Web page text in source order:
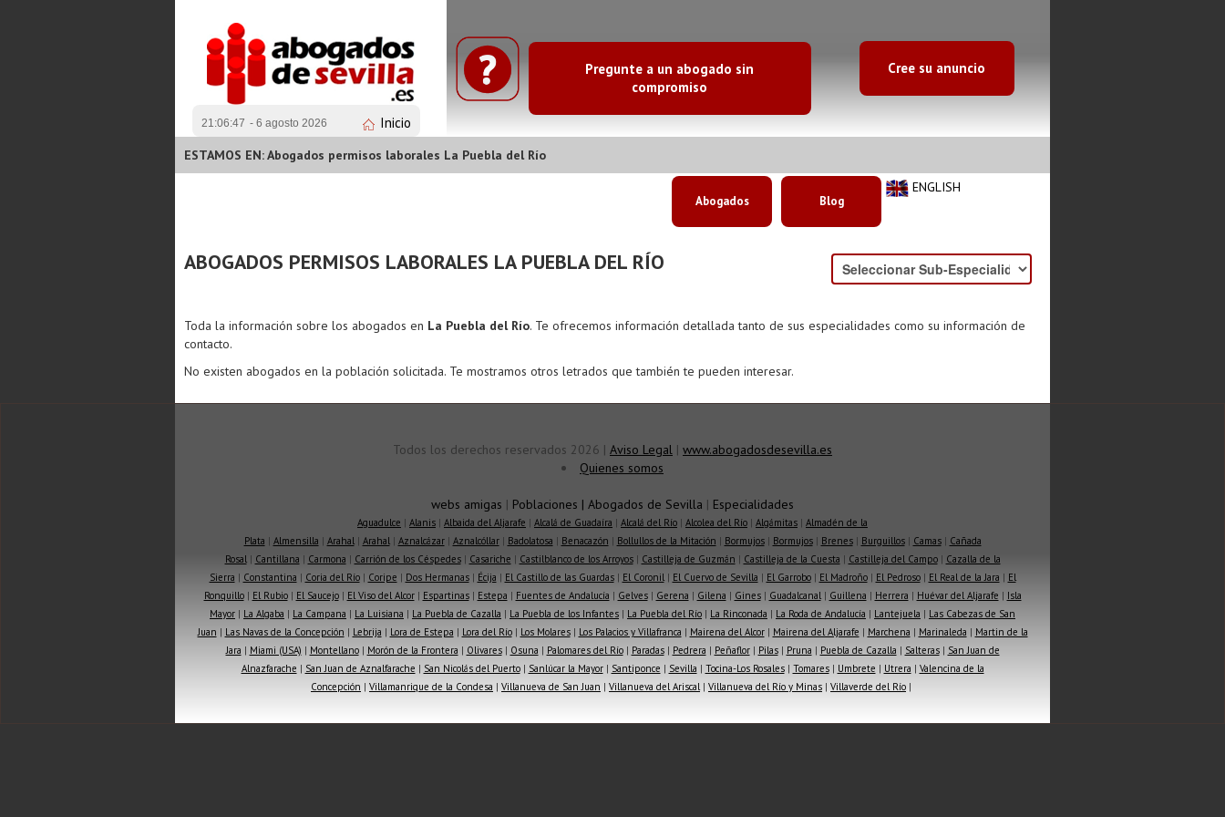
21:06:47 - 6 agosto 2026 Inicio
Pregunte a un abogado sin
compromiso
Cree su anuncio
ESTAMOS EN: Abogados permisos laborales La Puebla del Río
ENGLISH
Abogados Blog
ABOGADOS PERMISOS LABORALES LA PUEBLA DEL RÍO
Toda la información sobre los abogados en La Puebla del Río. Te ofrecemos información detallada tanto de sus especialidades como su información de
contacto.
No existen abogados en la población solicitada. Te mostramos otros letrados que también te pueden interesar.
Todos los derechos reservados 2026 | Aviso Legal | www.abogadosdesevilla.es
Quienes somos
webs amigas | Poblaciones | Abogados de Sevilla | Especialidades
Aguadulce | Alanis | Albaida del Aljarafe | Alcalá de Guadaíra | Alcalá del Río | Alcolea del Río | Algámitas | Almadén de la
Plata | Almensilla | Arahal| Arahal| Aznalcázar| Aznalcóllar| Badolatosa | Benacazón | Bollullos de la Mitación | Bormujos| Bormujos| Brenes| Burguillos| Camas| Cañada
Rosal| Cantillana | Carmona | Carrión de los Céspedes| Casariche | Castilblanco de los Arroyos| Castilleja de Guzmán | Castilleja de la Cuesta | Castilleja del Campo| Cazalla de la
Sierra | Constantina | Coria del Río| Coripe | Dos Hermanas| Écija | El Castillo de las Guardas| El Coronil| El Cuervo de Sevilla | El Garrobo| El Madroño| El Pedroso| El Real de la Jara | El
Ronquillo| El Rubio| El Saucejo| El Viso del Alcor| Espartinas| Estepa | Fuentes de Andalucía | Gelves| Gerena | Gilena | Gines| Guadalcanal| Guillena | Herrera | Huévar del Aljarafe | Isla
Mayor | La Algaba | La Campana | La Luisiana | La Puebla de Cazalla | La Puebla de los Infantes | La Puebla del Río | La Rinconada | La Roda de Andalucía | Lantejuela | Las Cabezas de San
Juan | Las Navas de la Concepción | Lebrija | Lora de Estepa | Lora del Río| Los Molares| Los Palacios y Villafranca | Mairena del Alcor| Mairena del Aljarafe | Marchena | Marinaleda | Martin de la
Jara | Miami (USA) | Montellano| Morón de la Frontera | Olivares| Osuna | Palomares del Río| Paradas| Pedrera | Peñaflor| Pilas| Pruna | Puebla de Cazalla | Salteras| San Juan de
Alnazfarache | San Juan de Aznalfarache | San Nicolás del Puerto| Sanlúcar la Mayor| Santiponce | Sevilla | Tocina-Los Rosales| Tomares| Umbrete | Utrera | Valencina de la
Concepción | Villamanrique de la Condesa | Villanueva de San Juan | Villanueva del Ariscal| Villanueva del Río y Minas | Villaverde del Río |